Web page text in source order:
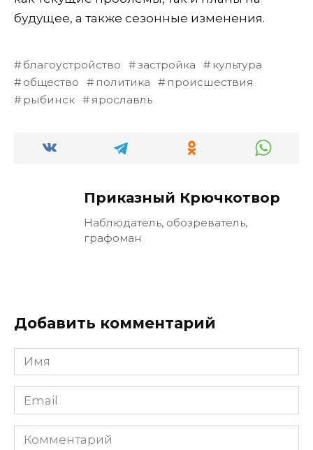
будущее, а также сезонные изменения.
благоустройство застройка
культура
общество
политика
происшествия
рыбинск
ярославль
Приказный Крючкотвор
Наблюдатель, обозреватель,
графоман
Добавить комментарий
Имя
Email
Комментарий